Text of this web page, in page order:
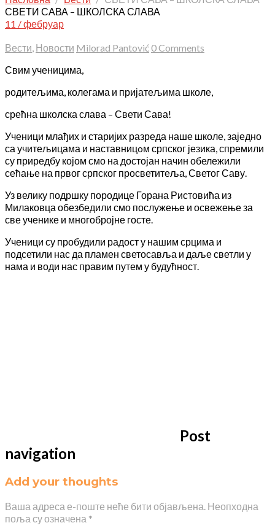
СВЕТИ САВА – ШКОЛСКА СЛАВА
11 / фебруар
Вести, Новости Milorad Pantović0 Comments
Свим ученицима,
родитељима, колегама и пријатељима школе,
срећна школска слава – Свети Сава!
Ученици млађих и старијих разреда наше школе, заједно
са учитељицама и наставницoм српског језика, спремили
су приредбу којом смо на достојан начин обележили
сећање на првог српског просветитеља, Светог Саву.
Уз велику подршку породице Горана Ристовића из
Милаковца обезбедили смо послужење и освежење за
све ученике и многобројне госте.
Ученици су пробудили радост у нашим срцима и
подсетили нас да пламен светосавља и даље светли у
нама и води нас правим путем у будућност.
Post
navigation
Add your thoughts
Ваша адреса е-поште неће бити објављена. Неопходна
поља су означена *